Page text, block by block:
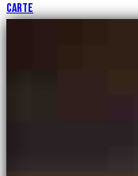
Carte